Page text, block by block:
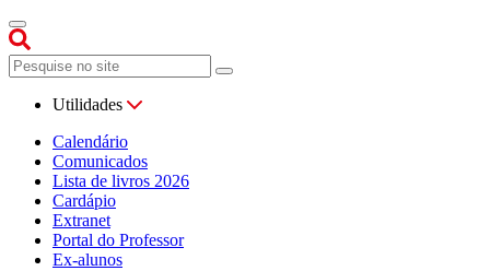
Utilidades
Calendário
Comunicados
Lista de livros 2026
Cardápio
Extranet
Portal do Professor
Ex-alunos